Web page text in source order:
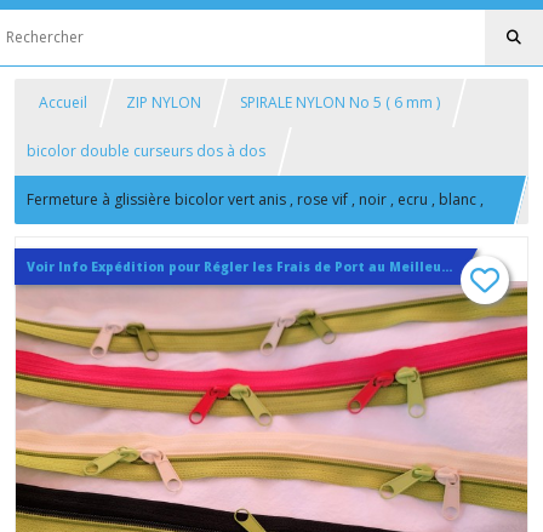
Accueil ZIP NYLON SPIRALE NYLON No 5 ( 6 mm )
bicolor double curseurs dos à dos
Fermeture à glissière bicolor vert anis , rose vif , noir , ecru , blanc ,
gris , zip fini ou au mètre
Voir Info Expédition pour Régler les Frais de Port au Meilleur Prix , En haut d'ecran à Droite